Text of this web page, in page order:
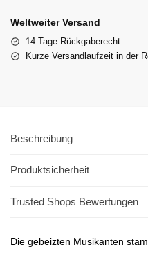
Weltweiter Versand
14 Tage Rückgaberecht
Kurze Versandlaufzeit in der
Beschreibung
Produktsicherheit
Trusted Shops Bewertungen
Die gebeizten Musikanten